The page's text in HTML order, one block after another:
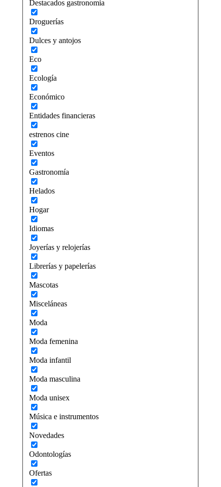
Destacados gastronomia
Droguerías
Dulces y antojos
Eco
Ecología
Económico
Entidades financieras
estrenos cine
Eventos
Gastronomía
Helados
Hogar
Idiomas
Joyerías y relojerías
Librerías y papelerías
Mascotas
Misceláneas
Moda
Moda femenina
Moda infantil
Moda masculina
Moda unisex
Música e instrumentos
Novedades
Odontologías
Ofertas